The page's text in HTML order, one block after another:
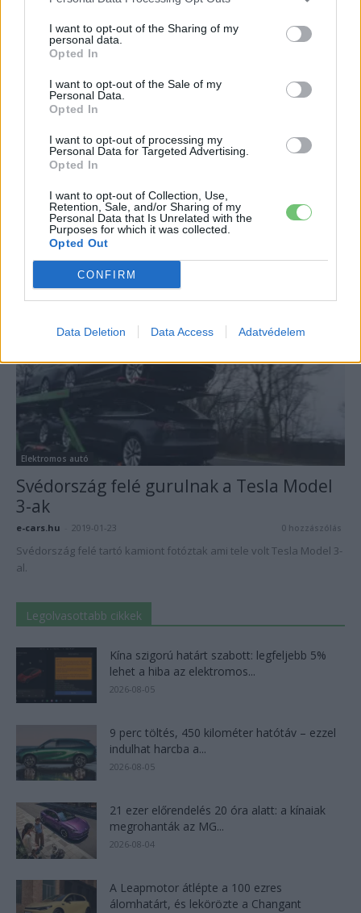
I want to opt-out of the Sharing of my
personal data.
Opted In
I want to opt-out of the Sale of my
Personal Data.
Opted In
I want to opt-out of processing my
Personal Data for Targeted Advertising.
Opted In
I want to opt-out of Collection, Use,
Retention, Sale, and/or Sharing of my
Personal Data that Is Unrelated with the
Purposes for which it was collected.
Opted Out
CONFIRM
Data Deletion Data Access Adatvédelem
Áldott, Békés Karácsonyt kíván az e-
cars.hu és a Tesla Club Magyarország...
e-cars.hu - 2019-12-24
Köszönjük, hogy velünk vagytok!
Elektromos autó
Svédország felé gurulnak a Tesla Model
3-ak
e-cars.hu 2019-01-23 0 hozzászólás
Svédország felé tartó kamiont fotóztak ami tele volt Tesla Model 3-
al.
Legolvasottabb cikkek
Kína szigorú határt szabott: legfeljebb 5%
lehet a hiba az elektromos...
2026-08-05
9 perc töltés, 450 kilométer hatótáv – ezzel
indulhat harcba a...
2026-08-05
21 ezer előrendelés 20 óra alatt: a kínaiak
megrohanták az MG...
2026-08-04
A Leapmotor átlépte a 100 ezres
álomhatárt, és lekörözte a Changant